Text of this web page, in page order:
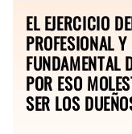
EL EJERCICIO
PROFESIONAL
FUNDAMENTAL
POR ESO
SER LOS